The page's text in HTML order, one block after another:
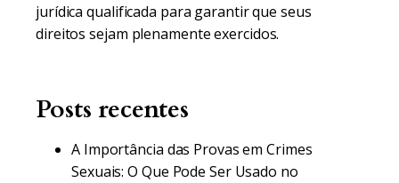
jurídica qualificada para garantir que seus
direitos sejam plenamente exercidos.
Posts recentes
A Importância das Provas em Crimes
Sexuais: O Que Pode Ser Usado no